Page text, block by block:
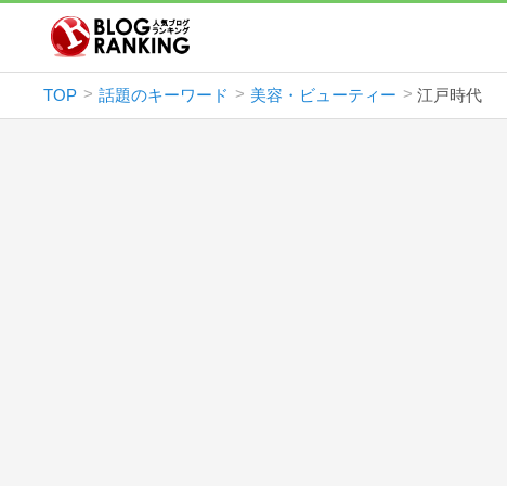
TOP 話題のキーワード 美容・ビューティー 江戸時代